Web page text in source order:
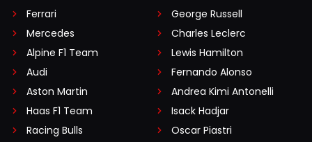
Ferrari
Mercedes
Alpine F1 Team
Audi
Aston Martin
Haas F1 Team
Racing Bulls
George Russell
Charles Leclerc
Lewis Hamilton
Fernando Alonso
Andrea Kimi Antonelli
Isack Hadjar
Oscar Piastri